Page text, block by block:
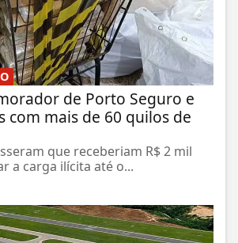
de Porto Seguro e
com mais de 60 quilos de
que receberiam R$ 2 mil
a carga ilícita até o...